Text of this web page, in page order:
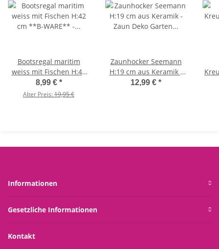
Bootsregal maritim
weiss mit Fischen H:42
cm **B-WARE** -
Badezimmerregal,
8,99 € *
Alter Preis:19,95 €
Zaunhocker Seemann
H:19 cm aus Keramik -
Zaun Deko Garten
12,99 € *
Informationen
Gesetzliche Informationen
Kontakt